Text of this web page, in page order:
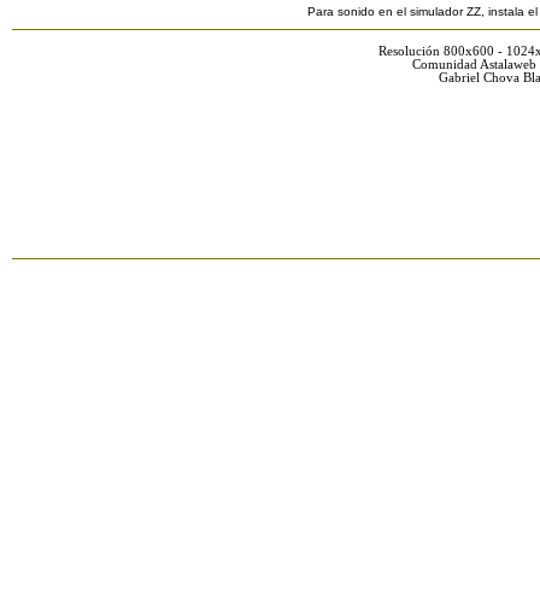
Para sonido en el simulador ZZ, instala
Resolución 800x600 -
Comunidad
Gabriel Chova